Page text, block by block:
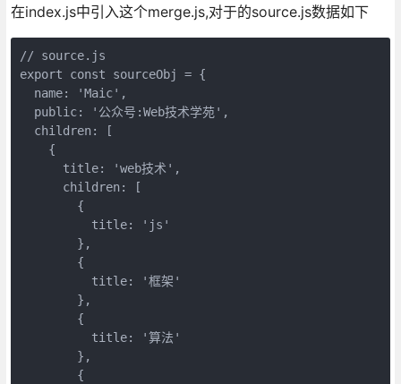
在index.js中引入这个merge.js,对于的source.js数据如下
// source.js
export const sourceObj = {
name: 'Maic',
public: '公众号:Web技术学苑',
children: [
{
title: 'web技术',
children: [
{
title: 'js'
},
{
title: '框架'
},
{
title: '算法'
},
{